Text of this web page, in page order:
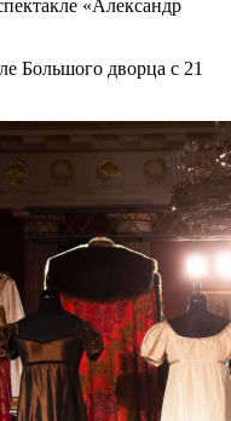
«Александр
Большого дворца с 21